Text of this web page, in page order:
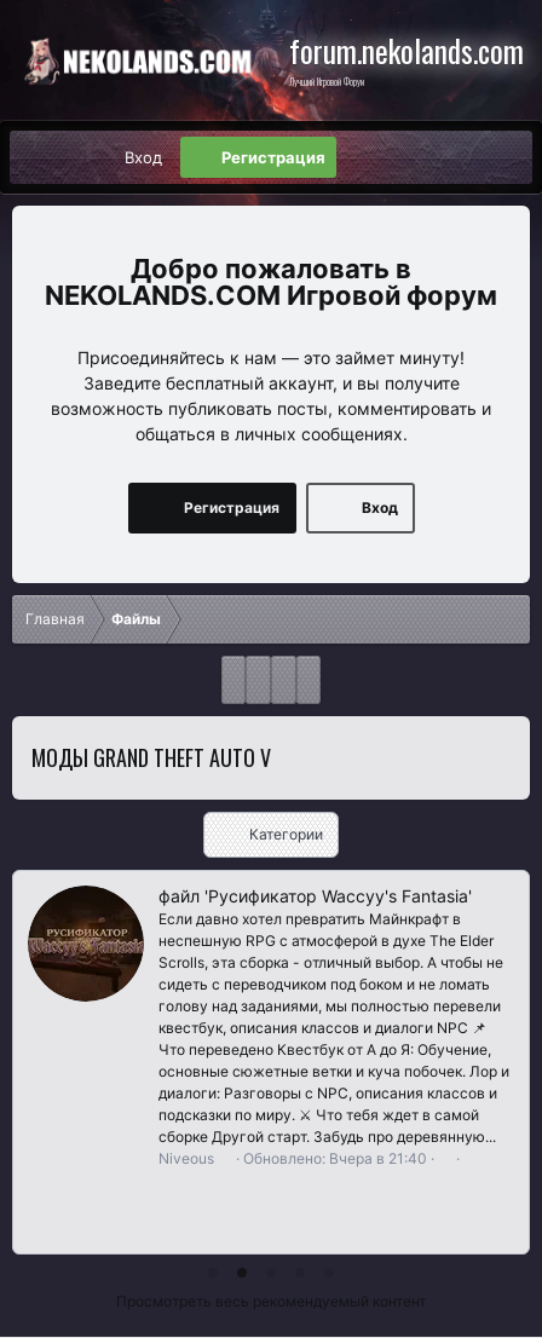
forum.nekolands.com
Лучший Игровой Форум
Вход Регистрация
NEKOLANDS.COM Игровой форум
Присоединяйтесь к нам — это займет минуту!
Заведите бесплатный аккаунт, и вы получите
возможность публиковать посты, комментировать и
общаться в личных сообщениях.
Вход
Регистрация
Главная Файлы
МОДЫ GRAND THEFT AUTO V
Категории
файл 'Русификатор Waccyy's Fantasia'
Если давно хотел превратить Майнкрафт в
неспешную RPG с атмосферой в духе The Elder
Scrolls, эта сборка - отличный выбор. А чтобы не
сидеть с переводчиком под боком и не ломать
голову над заданиями, мы полностью перевели
квестбук, описания классов и диалоги NPC 📌
Что переведено Квестбук от A до Я: Обучение,
основные сюжетные ветки и куча побочек. Лор и
диалоги: Разговоры с NPC, описания классов и
подсказки по миру. ⚔️ Что тебя ждет в самой
сборке Другой старт. Забудь про деревянную...
Niveous
Обновлено: Вчера в 21:40
з
Просмотреть весь рекомендуемый контент